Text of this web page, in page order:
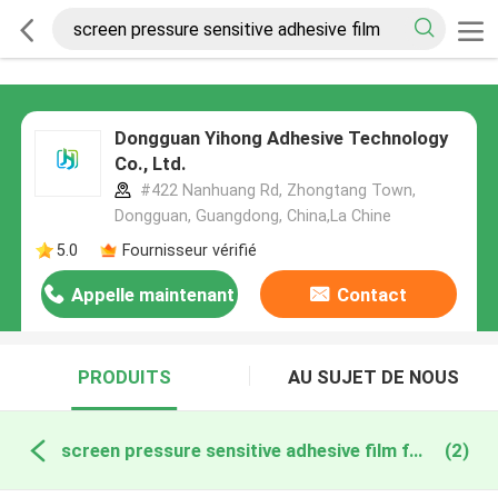
Dongguan Yihong Adhesive Technology
Co., Ltd.
#422 Nanhuang Rd, Zhongtang Town,
Dongguan, Guangdong, China,La Chine
5.0
Fournisseur vérifié
Appelle maintenant Contact
PRODUITS AU SUJET DE NOUS
screen pressure sensitive adhesive film fabrication en ligne (2)